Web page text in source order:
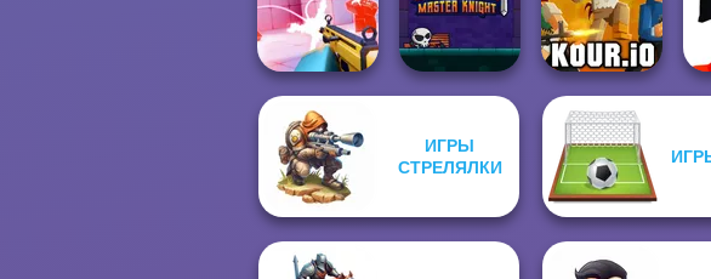
Winter Clash 3D
Veck.io
Dungeon Master
Knight
Kour.io
ИГРЫ
СТРЕЛЯЛКИ